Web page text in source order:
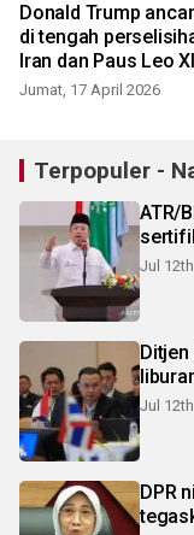
Donald Trump
di tengah
Iran dan Paus Leo
Jumat, 17 April 2026
Terpopuler -
ATR/
Jul 12th
Jul 12th
DPR